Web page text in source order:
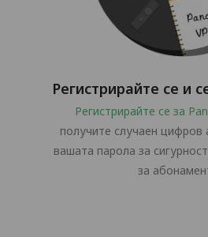
Регистрирайте се и
Регистрирайте се за
получите случаен цифров
вашата парола за
за